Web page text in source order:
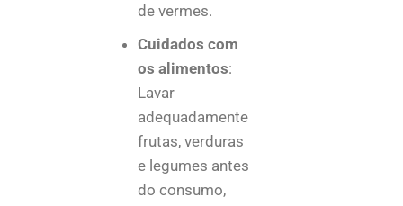
de vermes.
Cuidados com
os alimentos:
Lavar
adequadamente
frutas, verduras
e legumes antes
do consumo,